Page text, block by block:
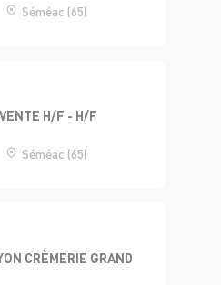
Séméac (65)
H/F - H/F
Séméac (65)
CRÈMERIE GRAND